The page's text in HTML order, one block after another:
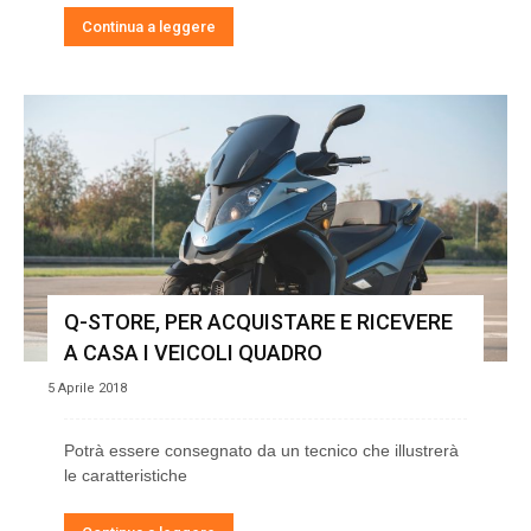
Continua a leggere
Q-STORE, PER ACQUISTARE E RICEVERE
A CASA I VEICOLI QUADRO
5 Aprile 2018
Potrà essere consegnato da un tecnico che illustrerà
le caratteristiche